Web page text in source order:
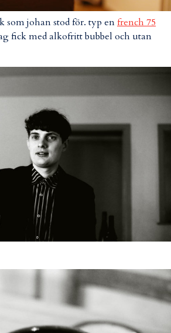
som johan stod för. typ enfrench 75
fick med alkofritt bubbel och utan